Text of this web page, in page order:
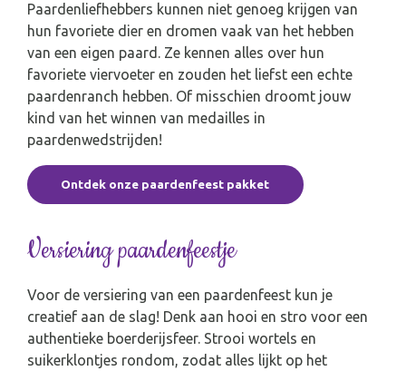
Paardenliefhebbers kunnen niet genoeg krijgen van
hun favoriete dier en dromen vaak van het hebben
van een eigen paard. Ze kennen alles over hun
favoriete viervoeter en zouden het liefst een echte
paardenranch hebben. Of misschien droomt jouw
kind van het winnen van medailles in
paardenwedstrijden!
Ontdek onze paardenfeest pakket
Versiering paardenfeestje
Voor de versiering van een paardenfeest kun je
creatief aan de slag! Denk aan hooi en stro voor een
authentieke boerderijsfeer. Strooi wortels en
suikerklontjes rondom, zodat alles lijkt op het